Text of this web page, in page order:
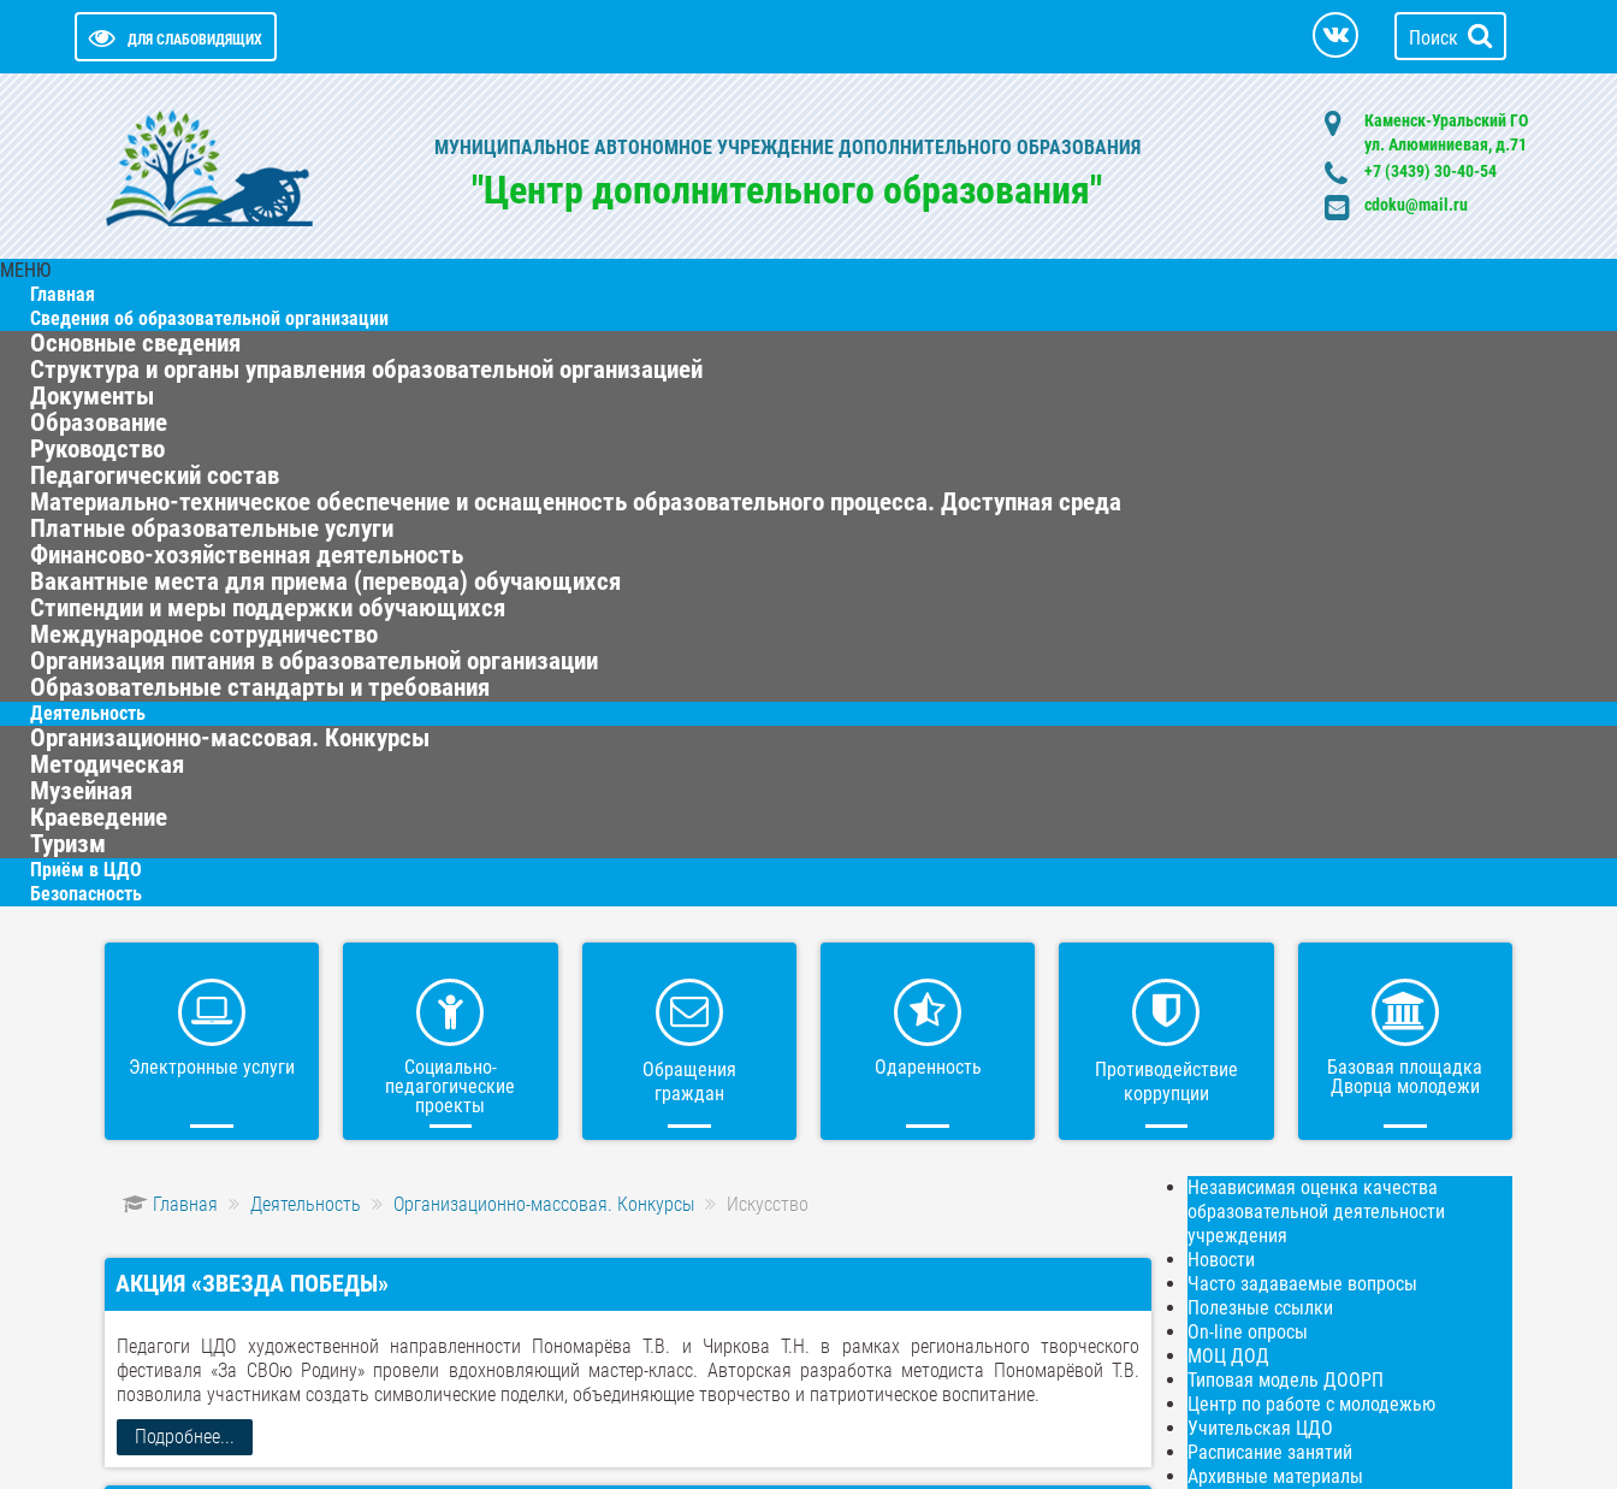
ДЛЯ СЛАБОВИДЯЩИХ Поиск
МУНИЦИПАЛЬНОЕ АВТОНОМНОЕ УЧРЕЖДЕНИЕ ДОПОЛНИТЕЛЬНОГО ОБРАЗОВАНИЯ
"Центр дополнительного образования"
Каменск-Уральский ГО
ул. Алюминиевая, д.71
+7 (3439) 30-40-54
cdoku@mail.ru
МЕНЮ
Главная
Сведения об образовательной организации
Основные сведения
Структура и органы управления образовательной организацией
Документы
Образование
Руководство
Педагогический состав
Материально-техническое обеспечение и оснащенность образовательного процесса. Доступная среда
Платные образовательные услуги
Финансово-хозяйственная деятельность
Вакантные места для приема (перевода) обучающихся
Стипендии и меры поддержки обучающихся
Международное сотрудничество
Организация питания в образовательной организации
Образовательные стандарты и требования
Деятельность
Организационно-массовая. Конкурсы
Методическая
Музейная
Краеведение
Туризм
Приём в ЦДО
Безопасность
Электронные услуги
Социально-
педагогические
проекты
Обращения
граждан
Одаренность
Противодействие
коррупции
Базовая площадка
Дворца молодежи
Главная Деятельность Организационно-массовая. Конкурсы Искусство
АКЦИЯ «ЗВЕЗДА ПОБЕДЫ»
Педагоги ЦДО художественной направленности Пономарёва Т.В. и Чиркова Т.Н. в рамках регионального творческого
фестиваля «За СВОю Родину» провели вдохновляющий мастер-класс. Авторская разработка методиста Пономарёвой Т.В.
позволила участникам создать символические поделки, объединяющие творчество и патриотическое воспитание.
Подробнее...
Независимая оценка качества
образовательной деятельности
учреждения
Новости
Часто задаваемые вопросы
Полезные ссылки
On-line опросы
МОЦ ДОД
Типовая модель ДООРП
Центр по работе с молодежью
Учительская ЦДО
Расписание занятий
Архивные материалы